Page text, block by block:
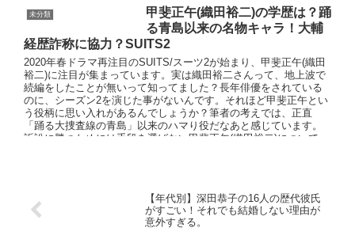
未分類
甲斐正午(織田裕二)の学歴は？踊
る青島以来の名物キャラ！大輔
経歴詐称に協力？SUITS2
2020年春ドラマ再注目のSUITS/スーツ2が始まり、甲斐正午(織田
裕二)に注目が集まっています。実は織田裕二さんって、地上波で
続編をしたことが無いって知ってました？長年俳優をされている
のに、シーズン2を演じた事がないんです。それほど甲斐正午とい
う役柄に思い入れがあるんでしょうか？筆者の考えでは、正直
「踊る大捜査線の青島」以来のハマり役だなあと感じています。
訴訟に勝つためには手段を選ばない甲斐正午(織田裕二)について、
【年代別】深田恭子の16人の歴代彼氏
がすごい！それでも結婚しない理由が
意外すぎる。